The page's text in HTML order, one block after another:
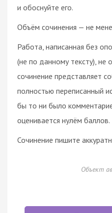
и обоснуйте его.
Объём сочинения — не
Работа, написанная без
(не по данному тексту), не
сочинение представляет
полностью переписанный
бы то ни было
оценивается нулём баллов.
Сочинение пишите
Объект